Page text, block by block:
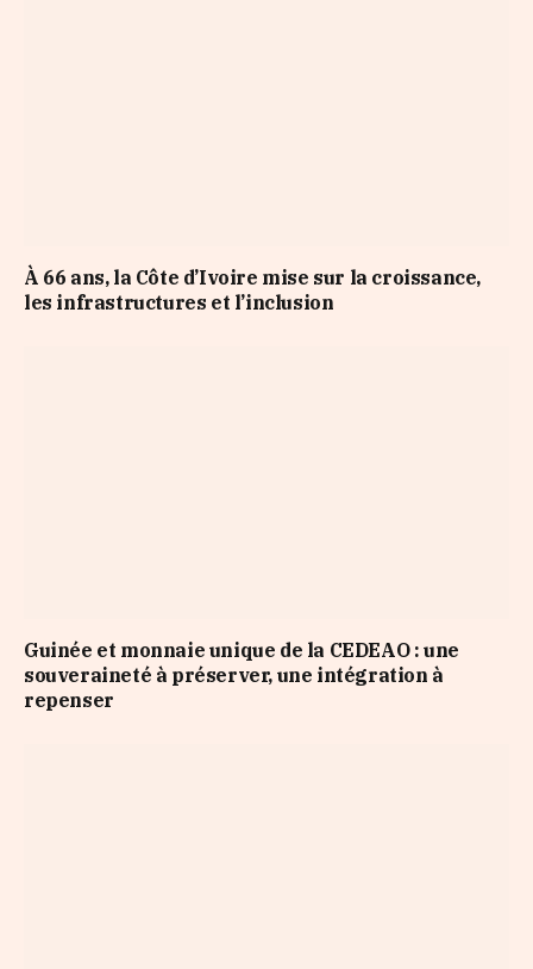
À 66 ans, la Côte d’Ivoire mise sur la croissance,
les infrastructures et l’inclusion
Guinée et monnaie unique de la CEDEAO : une
souveraineté à préserver, une intégration à
repenser